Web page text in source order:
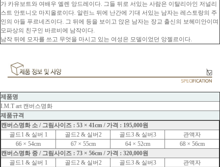
가 카유보트와 여배우 엘렌 앙드레이다. 그들 뒤로 서있는 사람은 이탈리아인 저널리
스트 안토니오 마지올로이다. 알린느 뒤에 난간에 기대 서있는 남자는 레스토랑의 주
인의 아들 푸르네즈이다. 그 뒤에 등을 보이고 앉은 남자는 장교 출신의 보헤미안이며
모파상의 친구인 바르비에 남작이다.
남작 뒤에 모자를 쓰고 무엇을 마시고 있는 여성은 모델이었던 앙젤르이다.
제품명
I.M.T art 캔버스명화
제품규격
캔버스명화 소 / 그림사이즈 : 53 × 41cm / 가격 : 195,000원
골드1 & 실버 1
골드2 & 실버2 골드3 & 실버3
관액자
66 × 54cm
67 × 55cm 64 × 52cm
68 × 56cm
캔버스명화 중 / 그림사이즈 : 73 × 56cm / 가격 : 320,000원
골드1 & 실버 1
골드2 & 실버2 골드3 & 실버3
관액자